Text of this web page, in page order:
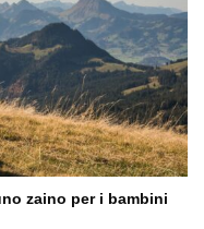
zaino per i bambini